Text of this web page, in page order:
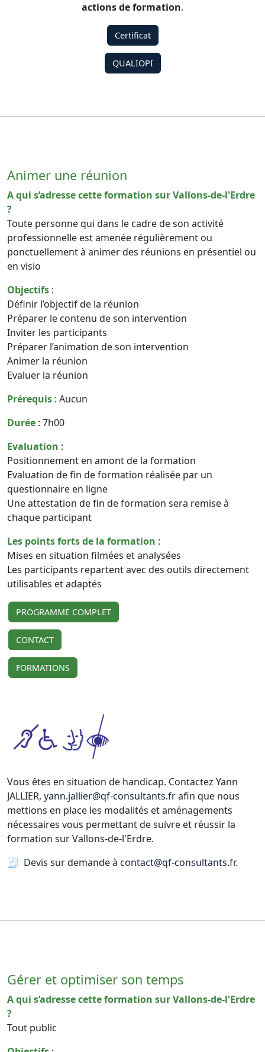
actions de formation.
Certificat
QUALIOPI
Animer une réunion
A qui s’adresse cette formation sur Vallons-de-l'Erdre
?
Toute personne qui dans le cadre de son activité
professionnelle est amenée régulièrement ou
ponctuellement à animer des réunions en présentiel ou
en visio
Objectifs :
Définir l’objectif de la réunion
Préparer le contenu de son intervention
Inviter les participants
Préparer l’animation de son intervention
Animer la réunion
Evaluer la réunion
Prérequis : Aucun
Durée : 7h00
Evaluation :
Positionnement en amont de la formation
Evaluation de fin de formation réalisée par un
questionnaire en ligne
Une attestation de fin de formation sera remise à
chaque participant
Les points forts de la formation :
Mises en situation filmées et analysées
Les participants repartent avec des outils directement
utilisables et adaptés
PROGRAMME COMPLET
CONTACT
FORMATIONS
Vous êtes en situation de handicap. Contactez Yann
JALLIER, yann.jallier@qf-consultants.frafin que nous
mettions en place les modalités et aménagements
nécessaires vous permettant de suivre et réussir la
formation sur Vallons-de-l'Erdre.
🧾 Devis sur demande à contact@qf-consultants.fr.
Gérer et optimiser son temps
A qui s’adresse cette formation sur Vallons-de-l'Erdre
?
Tout public